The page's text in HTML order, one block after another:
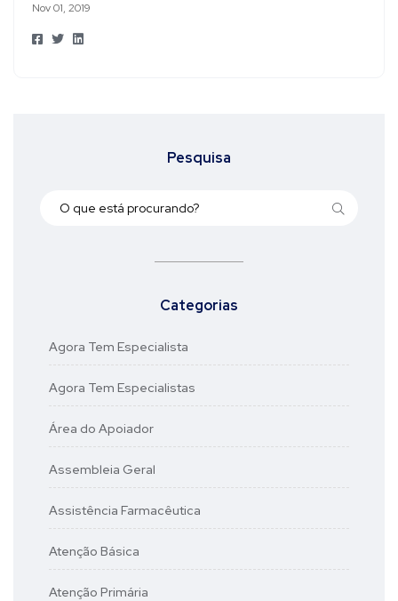
Nov 01, 2019
Pesquisa
Categorias
Agora Tem Especialista
Agora Tem Especialistas
Área do Apoiador
Assembleia Geral
Assistência Farmacêutica
Atenção Básica
Atenção Primária